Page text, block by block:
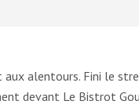
alentours. Fini le
devant Le Bistrot